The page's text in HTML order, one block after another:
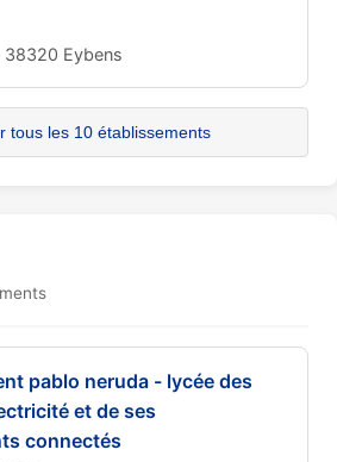
38320 Eybens
tous les 10 établissements
pablo neruda - lycée des
et de ses
connectés